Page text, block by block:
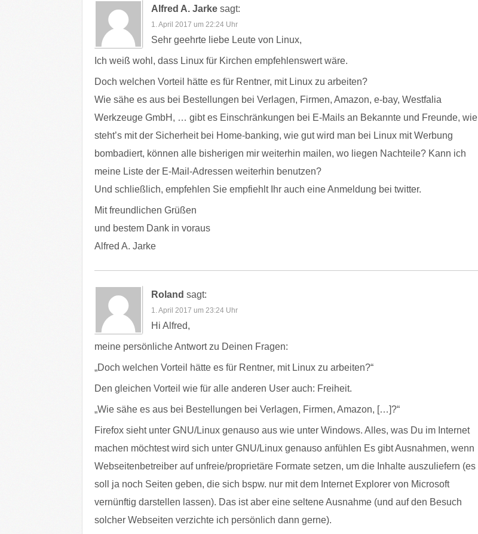
Alfred A. Jarke sagt:
1. April 2017 um 22:24 Uhr
Sehr geehrte liebe Leute von Linux,
Ich weiß wohl, dass Linux für Kirchen empfehlenswert wäre.
Doch welchen Vorteil hätte es für Rentner, mit Linux zu arbeiten?
Wie sähe es aus bei Bestellungen bei Verlagen, Firmen, Amazon, e-bay, Westfalia
Werkzeuge GmbH, … gibt es Einschränkungen bei E-Mails an Bekannte und Freunde, wie
steht’s mit der Sicherheit bei Home-banking, wie gut wird man bei Linux mit Werbung
bombadiert, können alle bisherigen mir weiterhin mailen, wo liegen Nachteile? Kann ich
meine Liste der E-Mail-Adressen weiterhin benutzen?
Und schließlich, empfehlen Sie empfiehlt Ihr auch eine Anmeldung bei twitter.
Mit freundlichen Grüßen
und bestem Dank in voraus
Alfred A. Jarke
Roland sagt:
1. April 2017 um 23:24 Uhr
Hi Alfred,
meine persönliche Antwort zu Deinen Fragen:
„Doch welchen Vorteil hätte es für Rentner, mit Linux zu arbeiten?“
Den gleichen Vorteil wie für alle anderen User auch: Freiheit.
„Wie sähe es aus bei Bestellungen bei Verlagen, Firmen, Amazon, […]?“
Firefox sieht unter GNU/Linux genauso aus wie unter Windows. Alles, was Du im Internet
machen möchtest wird sich unter GNU/Linux genauso anfühlen Es gibt Ausnahmen, wenn
Webseitenbetreiber auf unfreie/proprietäre Formate setzen, um die Inhalte auszuliefern (es
soll ja noch Seiten geben, die sich bspw. nur mit dem Internet Explorer von Microsoft
vernünftig darstellen lassen). Das ist aber eine seltene Ausnahme (und auf den Besuch
solcher Webseiten verzichte ich persönlich dann gerne).